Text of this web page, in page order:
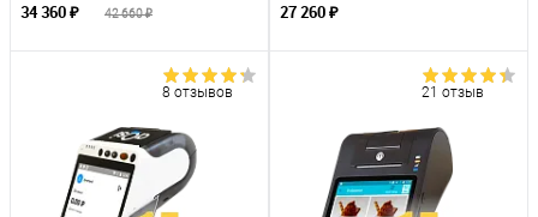
34 360 ₽ 42 660 ₽ 27 260 ₽
8 отзывов 21 отзыв